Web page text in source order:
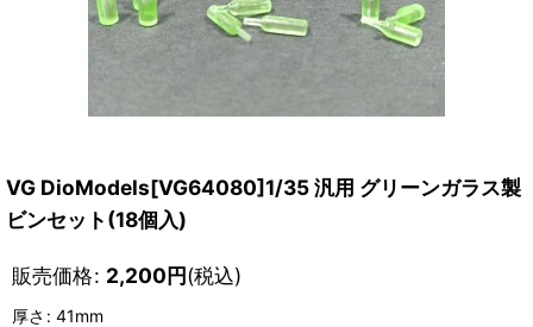
VG DioModels[VG64080]1/35 汎用 グリーンガラス製
ビンセット(18個入)
販売価格: 2,200円(税込)
厚さ : 41mm